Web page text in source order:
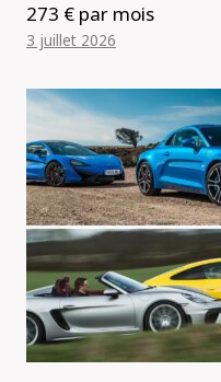
273 € par mois
3 juillet 2026